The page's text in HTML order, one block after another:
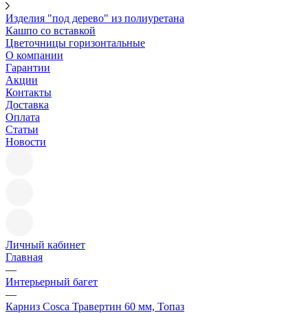
Изделия "под дерево" из полиуретана
Кашпо со вставкой
Цветочницы горизонтальные
О компании
Гарантии
Акции
Контакты
Доставка
Оплата
Статьи
Новости
Личный кабинет
Главная
—
Интерьерный багет
—
Карниз Cosca Травертин 60 мм, Топаз